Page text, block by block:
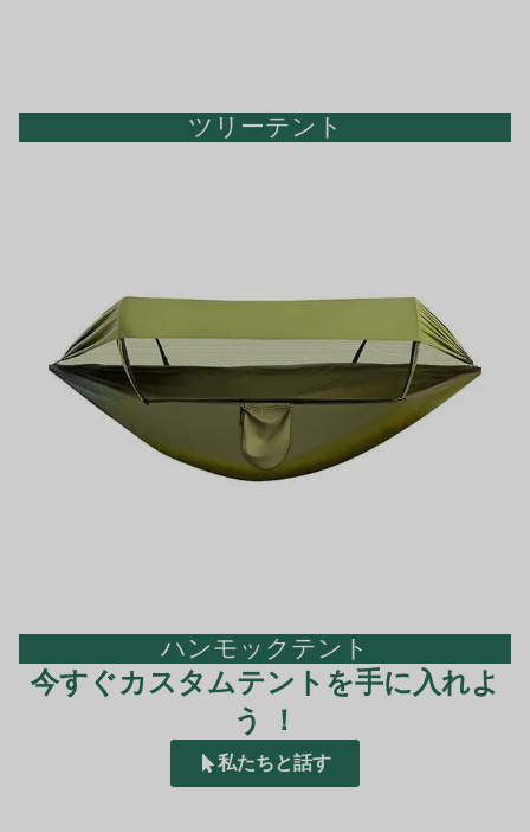
ツリーテント
ハンモックテント
今すぐカスタムテントを手に入れよ
う ！
私たちと話す